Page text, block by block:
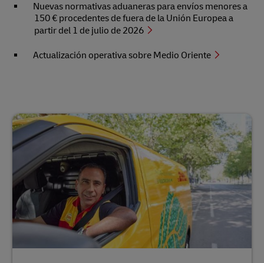
Nuevas normativas aduaneras para envíos menores a
150 € procedentes de fuera de la Unión Europea a
partir del 1 de julio de 2026
Actualización operativa sobre Medio Oriente